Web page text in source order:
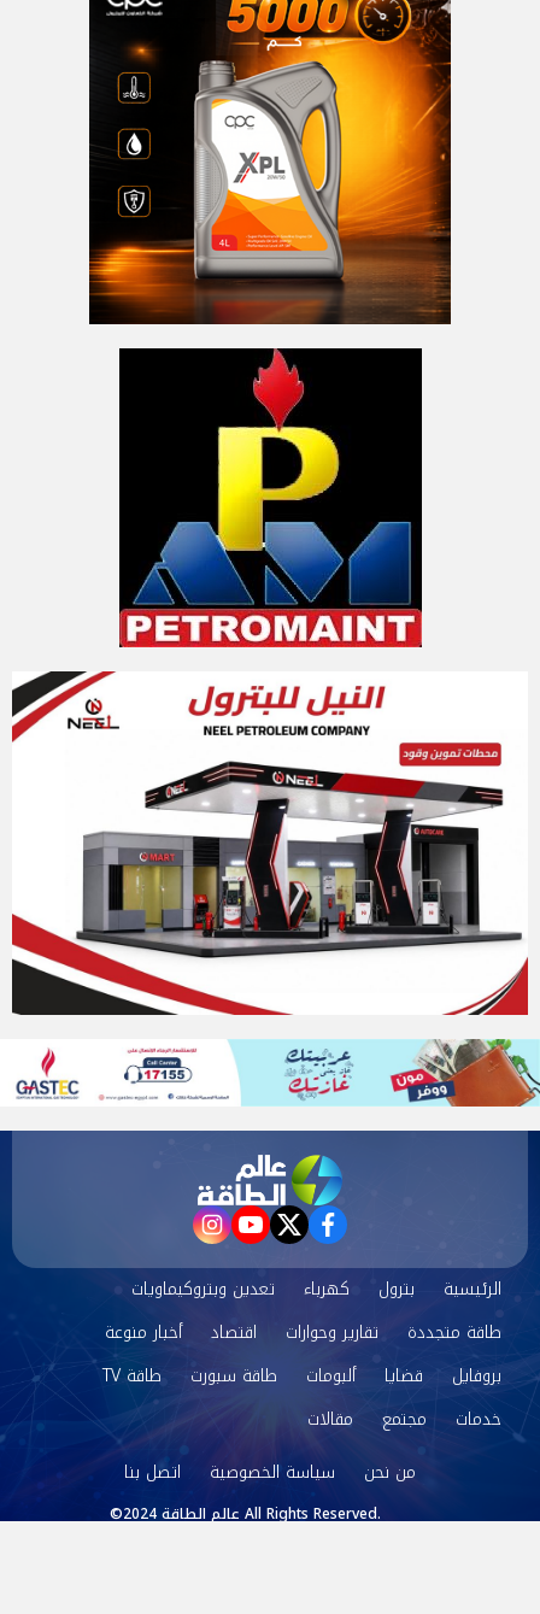
facebook
twitter
youtube
instagram
الرئيسية بترول كهرباء
تعدين وبتروكيماويات
طاقة متجددة
تقارير وحوارات اقتصاد
أخبار منوعة
بروفايل
قضايا ألبومات طاقة سبورت
طاقة TV
خدمات
مجتمع
مقالات
من نحن
سياسة الخصوصية اتصل بنا
©2024 عالم الطاقة All Rights Reserved.